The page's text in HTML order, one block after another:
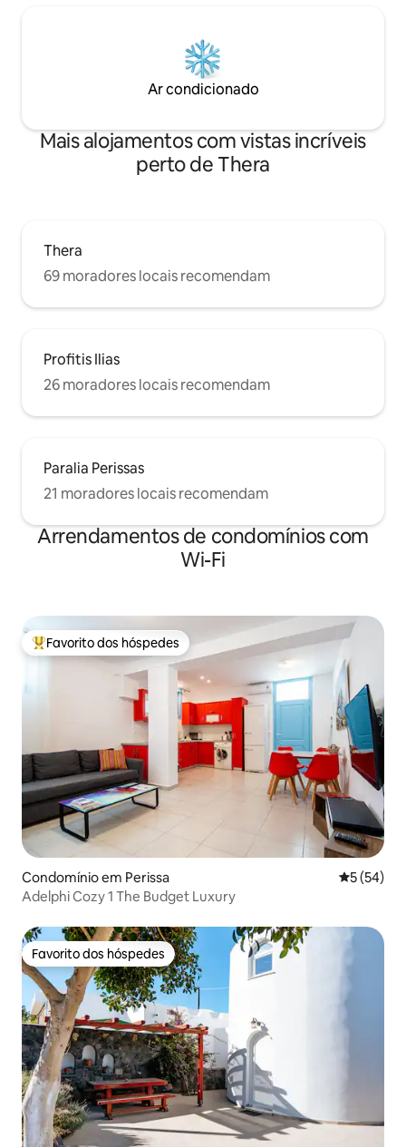
Ar condicionado
Mais alojamentos com vistas incríveis
perto de Thera
Thera
69 moradores locais recomendam
Profitis Ilias
26 moradores locais recomendam
Paralia Perissas
21 moradores locais recomendam
Arrendamentos de condomínios com
Wi-Fi
Favoritos dos hóspedes mais apreciados
Favorito dos hóspedes
Condomínio em Perissa
5 (54)
Adelphi Cozy 1 The Budget Luxury
Favorito dos hóspedes
Favorito dos hóspedes